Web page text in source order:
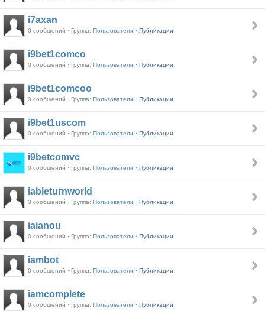
i7axan
0 сообщений · Группа: Пользователи · Публикации
i9bet1comco
0 сообщений · Группа: Пользователи · Публикации
i9bet1comcoo
0 сообщений · Группа: Пользователи · Публикации
i9bet1uscom
0 сообщений · Группа: Пользователи · Публикации
i9betcomvc
0 сообщений · Группа: Пользователи · Публикации
iableturnworld
0 сообщений · Группа: Пользователи · Публикации
iaianou
0 сообщений · Группа: Пользователи · Публикации
iambot
0 сообщений · Группа: Пользователи · Публикации
iamcomplete
0 сообщений · Группа: Пользователи · Публикации